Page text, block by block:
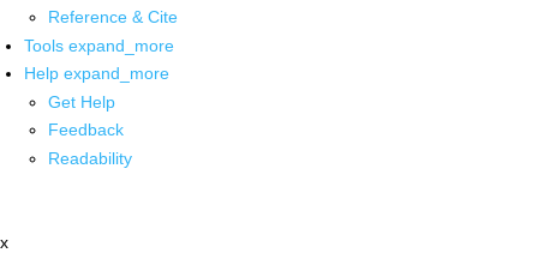
Reference & Cite
Tools expand_more
Help expand_more
Get Help
Feedback
Readability
x